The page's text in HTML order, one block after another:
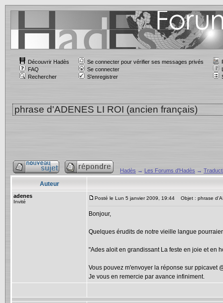
Découvrir Hadès
FAQ
Rechercher
Se connecter pour vérifier ses messages privés
Se connecter
S'enregistrer
phrase d'ADENES LI ROI (ancien français)
Hadès → Les Forums d'Hadès →
Auteur
adenes
Invité
Posté le Lun 5 janvier 2009, 19:44 Objet : phrase
Bonjour,
Quelques érudits de notre vieille langue
"Ades aloit en grandissant La feste en joie et en
Vous pouvez m'envoyer la réponse sur ppicavet
Je vous en remercie par avance infiniment.